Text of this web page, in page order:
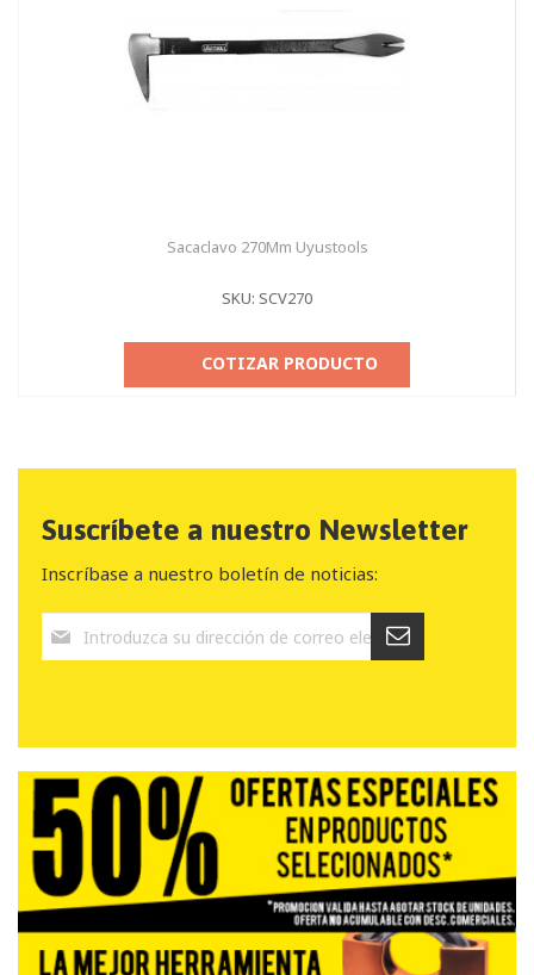
Sacaclavo 270Mm Uyustools
SKU: SCV270
COTIZAR PRODUCTO
Suscríbete a nuestro Newsletter
Inscríbase a nuestro boletín de noticias: